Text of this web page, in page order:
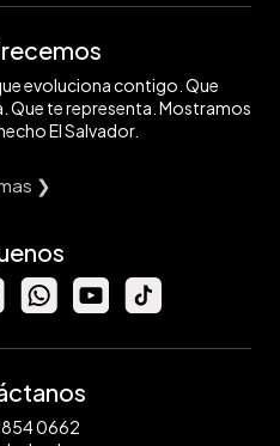
evoluciona contigo. Que
Que te representa. Mostramos
El Salvador.
❯
0662